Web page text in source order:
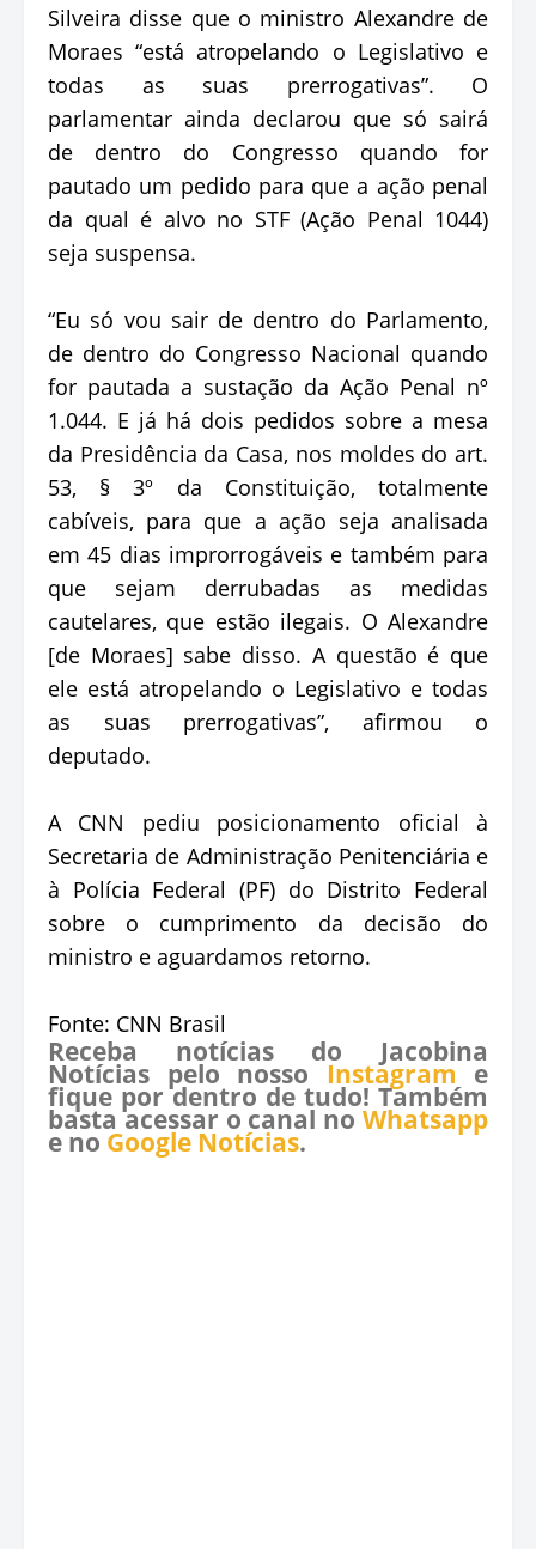
Silveira disse que o ministro Alexandre de
Moraes “está atropelando o Legislativo e
todas as suas prerrogativas”. O
parlamentar ainda declarou que só sairá
de dentro do Congresso quando for
pautado um pedido para que a ação penal
da qual é alvo no STF (Ação Penal 1044)
seja suspensa.
“Eu só vou sair de dentro do Parlamento,
de dentro do Congresso Nacional quando
for pautada a sustação da Ação Penal nº
1.044. E já há dois pedidos sobre a mesa
da Presidência da Casa, nos moldes do art.
53, § 3º da Constituição, totalmente
cabíveis, para que a ação seja analisada
em 45 dias improrrogáveis e também para
que sejam derrubadas as medidas
cautelares, que estão ilegais. O Alexandre
[de Moraes] sabe disso. A questão é que
ele está atropelando o Legislativo e todas
as suas prerrogativas”, afirmou o
deputado.
A CNN pediu posicionamento oficial à
Secretaria de Administração Penitenciária e
à Polícia Federal (PF) do Distrito Federal
sobre o cumprimento da decisão do
ministro e aguardamos retorno.
Fonte: CNN Brasil
Receba notícias do Jacobina
Notícias pelo nosso Instagram e
fique por dentro de tudo! Também
basta acessar o canal no Whatsapp
e no Google Notícias.